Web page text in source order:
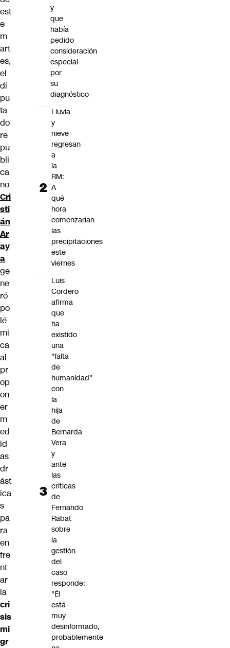
est
e
m
art
es,
el
di
pu
ta
do
re
pu
bli
ca
no
Cri
sti
án
Ar
ay
a
ge
ne
ró
po
lé
mi
ca
al
pr
op
on
er
m
ed
id
as
dr
ást
ica
s
pa
ra
en
fre
nt
ar
la
cri
sis
mi
gr
y
que
había
pedido
consideración
especial
por
su
diagnóstico
Lluvia
y
nieve
regresan
a
la
RM:
A
qué
hora
comenzarían
las
precipitaciones
este
viernes
Luis
Cordero
afirma
que
ha
existido
una
"falta
de
humanidad"
con
la
hija
de
Bernarda
Vera
y
ante
las
críticas
de
Fernando
Rabat
sobre
la
gestión
del
caso
responde:
"Él
está
muy
desinformado,
probablemente